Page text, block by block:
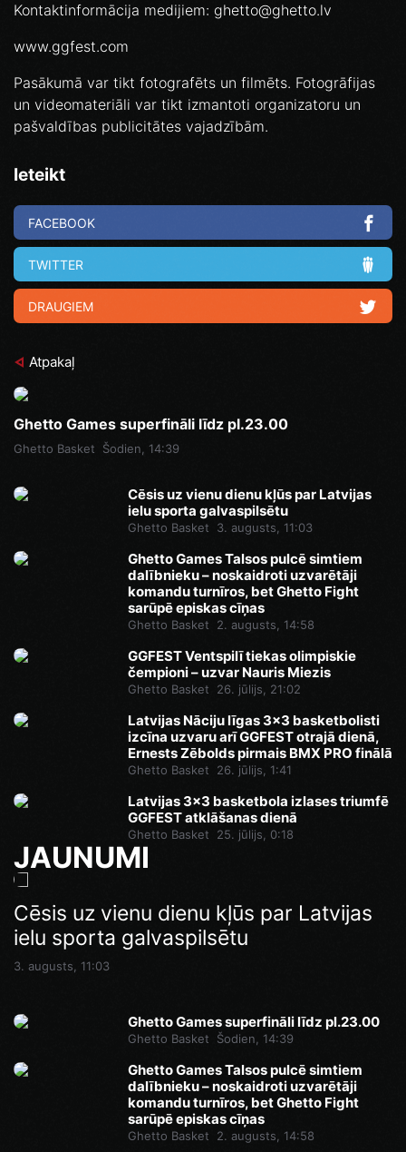
Kontaktinformācija medijiem: ghetto@ghetto.lv
www.ggfest.com
Pasākumā var tikt fotografēts un filmēts. Fotogrāfijas
un videomateriāli var tikt izmantoti organizatoru un
pašvaldības publicitātes vajadzībām.
Ieteikt
FACEBOOK
TWITTER
DRAUGIEM
Atpakaļ
Ghetto Games superfināli līdz pl.23.00
Ghetto Basket Šodien, 14:39
Cēsis uz vienu dienu kļūs par Latvijas
ielu sporta galvaspilsētu
Ghetto Basket 3. augusts, 11:03
Ghetto Games Talsos pulcē simtiem
dalībnieku – noskaidroti uzvarētāji
komandu turnīros, bet Ghetto Fight
sarūpē episkas cīņas
Ghetto Basket 2. augusts, 14:58
GGFEST Ventspilī tiekas olimpiskie
čempioni – uzvar Nauris Miezis
Ghetto Basket 26. jūlijs, 21:02
Latvijas Nāciju līgas 3x3 basketbolisti
izcīna uzvaru arī GGFEST otrajā dienā,
Ernests Zēbolds pirmais BMX PRO finālā
Ghetto Basket 26. jūlijs, 1:41
Latvijas 3x3 basketbola izlases triumfē
GGFEST atklāšanas dienā
Ghetto Basket 25. jūlijs, 0:18
JAUNUMI
Ghetto Games superfināli līdz pl.23.00
Šodien, 14:46
Cēsis uz vienu dienu kļūs par Latvijas
ielu sporta galvaspilsētu
3. augusts, 11:03
Pēdējā iespēja pirms Superfināla:
Ghetto Football pie “AKROPOLE Rīga”
izspēlēs dubultos punktus
Ghetto Games superfināli līdz pl.23.00
Ghetto Basket Šodien, 14:39
Ghetto Games Talsos pulcē simtiem
dalībnieku – noskaidroti uzvarētāji
komandu turnīros, bet Ghetto Fight
sarūpē episkas cīņas
Ghetto Basket 2. augusts, 14:58